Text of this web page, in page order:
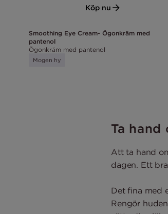
Köp nu
Smoothing Eye Cream- Ögonkräm med
pantenol
Ögonkräm med pantenol
Mogen hy
Ta
Att ta hand
dagen. Ett
Det fina med
Rengör